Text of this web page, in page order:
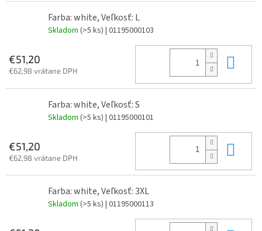
Farba: white, Veľkosť: L
Skladom (>5 ks) | 01195000103
€51,20
€62,98 vrátane DPH
Farba: white, Veľkosť: S
Skladom (>5 ks) | 01195000101
€51,20
€62,98 vrátane DPH
Farba: white, Veľkosť: 3XL
Skladom (>5 ks) | 01195000113